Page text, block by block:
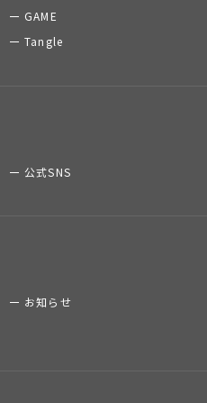
GAME
Tangle
公式SNS
お知らせ